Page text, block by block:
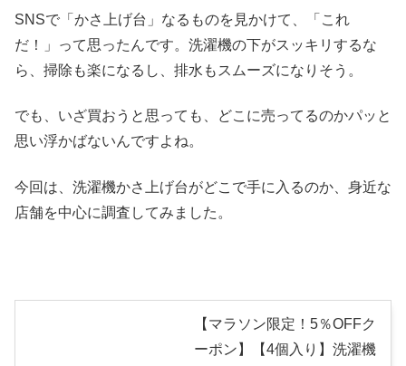
SNSで「かさ上げ台」なるものを見かけて、「これ
だ！」って思ったんです。洗濯機の下がスッキリするな
ら、掃除も楽になるし、排水もスムーズになりそう。
でも、いざ買おうと思っても、どこに売ってるのかパッと
思い浮かばないんですよね。
今回は、洗濯機かさ上げ台がどこで手に入るのか、身近な
店舗を中心に調査してみました。
【マラソン限定！5％OFFク
ーポン】【4個入り】洗濯機